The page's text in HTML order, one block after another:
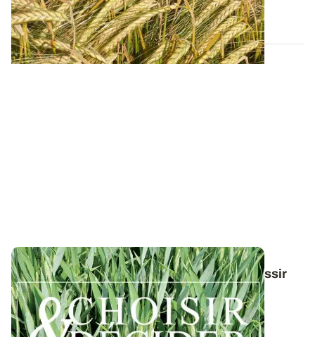
13 FÉVR. 2026
Conduite du triticale : des guides pour réussir
ses interventions au printemps 2026
Retrouvez toutes les préconisations en matière de
protection du triticale contre les...